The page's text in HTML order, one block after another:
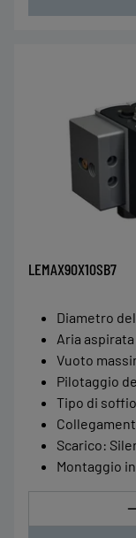
LEMAX90X10SB7
Diametro
Aria
Vuoto
Pilotaggio
Tipo di soffio
Scarico:
Montaggio